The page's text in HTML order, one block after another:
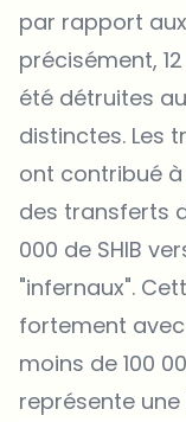
par rapport
précisément,
été détruites
distinctes. Les
ont contribué
des transferts
000 de SHIB
"infernaux".
fortement
moins de 100
représente une